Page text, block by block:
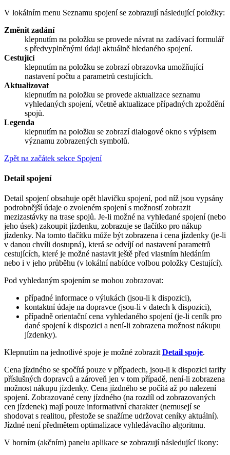
V lokálním menu Seznamu spojení se zobrazují následující položky:
Změnit zadání
klepnutím na položku se provede návrat na zadávací formulář
s předvyplněnými údaji aktuálně hledaného spojení.
Cestující
klepnutím na položku se zobrazí obrazovka umožňující
nastavení počtu a parametrů cestujících.
Aktualizovat
klepnutím na položku se provede aktualizace seznamu
vyhledaných spojení, včetně aktualizace případných zpoždění
spojů.
Legenda
klepnutím na položku se zobrazí dialogové okno s výpisem
významu zobrazených symbolů.
Zpět na začátek sekce Spojení
Detail spojení
Detail spojení obsahuje opět hlavičku spojení, pod níž jsou vypsány
podrobnější údaje o zvoleném spojení s možností zobrazit
mezizastávky na trase spojů. Je-li možné na vyhledané spojení (nebo
jeho úsek) zakoupit jízdenku, zobrazuje se tlačítko pro nákup
jízdenky. Na tomto tlačítku může být zobrazena i cena jízdenky (je-li
v danou chvíli dostupná), která se odvíjí od nastavení parametrů
cestujících, které je možné nastavit ještě před vlastním hledáním
nebo i v jeho průběhu (v lokální nabídce volbou položky Cestující).
Pod vyhledaným spojením se mohou zobrazovat:
případné informace o výlukách (jsou-li k dispozici),
kontaktní údaje na dopravce (jsou-li v datech k dispozici),
případně orientační cena vyhledaného spojení (je-li ceník pro
dané spojení k dispozici a není-li zobrazena možnost nákupu
jízdenky).
Klepnutím na jednotlivé spoje je možné zobrazit Detail spoje.
Cena jízdného se spočítá pouze v případech, jsou-li k dispozici tarify
příslušných dopravců a zároveň jen v tom případě, není-li zobrazena
možnost nákupu jízdenky. Cena jízdného se počítá až po nalezení
spojení. Zobrazované ceny jízdného (na rozdíl od zobrazovaných
cen jízdenek) mají pouze informativní charakter (nemusejí se
shodovat s realitou, přestože se snažíme udržovat ceníky aktuální).
Jízdné není předmětem optimalizace vyhledávacího algoritmu.
V horním (akčním) panelu aplikace se zobrazují následující ikony: